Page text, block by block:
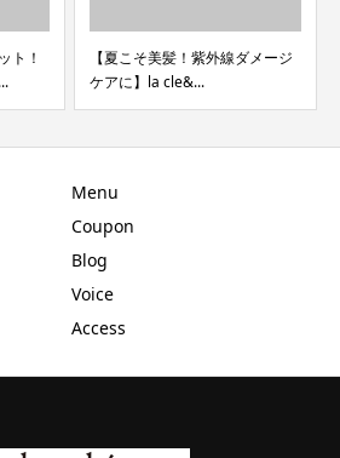
ト！
【夏こそ美髪！紫外線ダメージ
ケアに】la cle&...
Menu
Coupon
Blog
Voice
Access